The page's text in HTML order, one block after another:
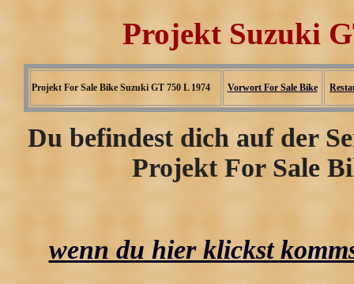
Projekt Suzuki
Projekt For Sale Bike Suzuki GT 750 L 1974 Vorwort For Sale Bike
Du befindest dich auf der
Projekt For Sale
wenn du hier klickst